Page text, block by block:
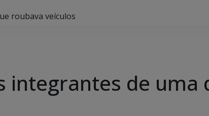
roubava veículos
integrantes de uma